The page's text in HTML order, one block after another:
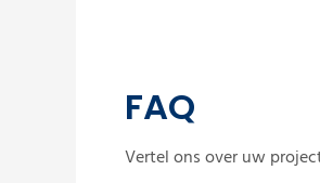
FAQ
Vertel ons over uw